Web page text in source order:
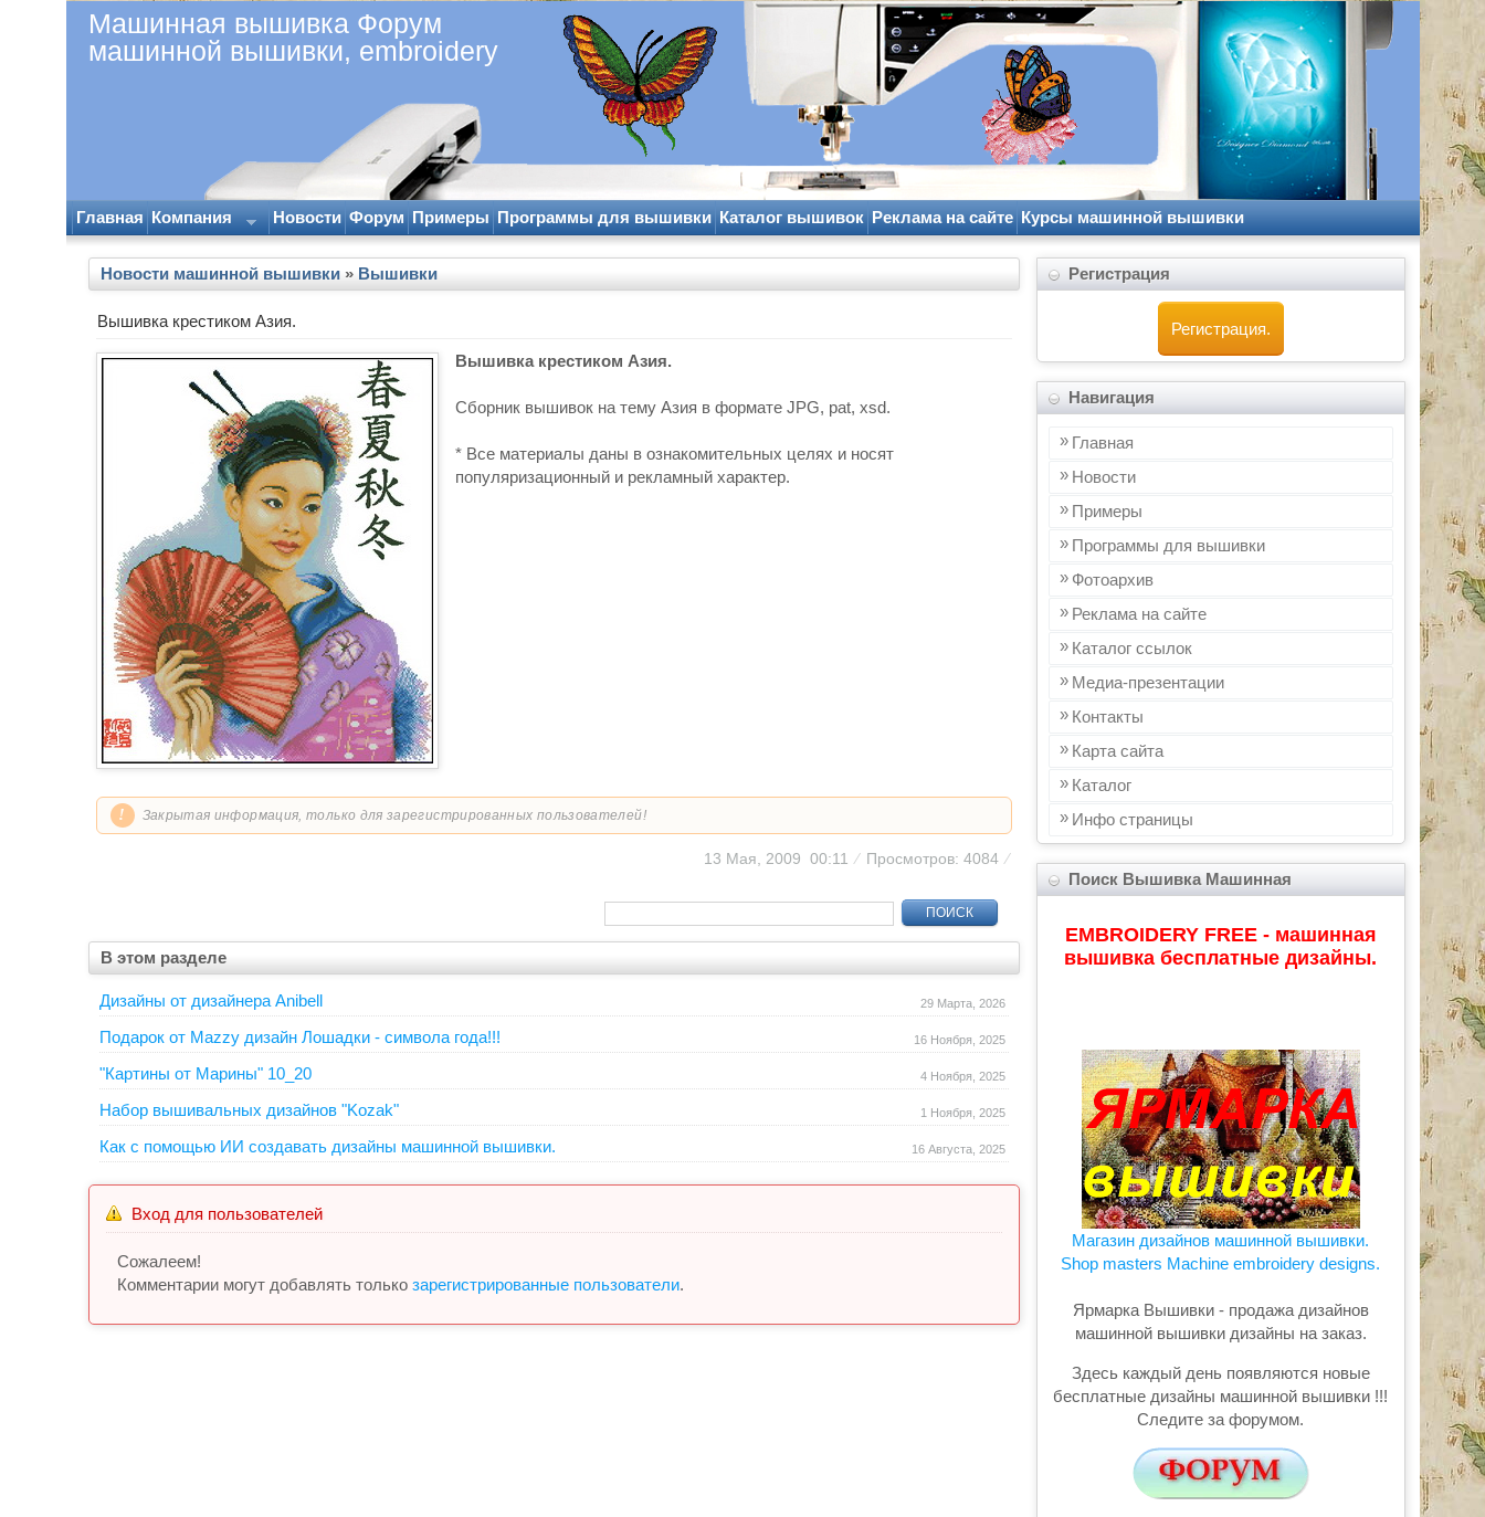
Машинная вышивка Форум
машинной вышивки, embroidery
Главная Компания Новости Форум Примеры Программы для вышивки Каталог вышивок Реклама на сайте Курсы машинной вышивки
Новости машинной вышивки» Вышивки
Вышивка крестиком Азия.
Вышивка крестиком Азия.
Сборник вышивок на тему Азия в формате JPG, pat, xsd.
* Все материалы даны в ознакомительных целях и носят
популяризационный и рекламный характер.
! Закрытая информация, только для зарегистрированных пользователей!
13 Мая, 2009 00:11 ⁄ Просмотров: 4084 ⁄
ПОИСК
В этом разделе
29 Марта, 2026
Дизайны от дизайнера Anibell
16 Ноября, 2025
Подарок от Mazzy дизайн Лошадки - символа года!!!
4 Ноября, 2025
"Картины от Марины" 10_20
1 Ноября, 2025
Набор вышивальных дизайнов "Kozak"
16 Августа, 2025
Как с помощью ИИ создавать дизайны машинной вышивки.
Вход для пользователей
Сожалеем!
Комментарии могут добавлять только зарегистрированные пользователи.
Регистрация
Регистрация.
Навигация
Главная
Новости
Примеры
Программы для вышивки
Фотоархив
Реклама на сайте
Каталог ссылок
Медиа-презентации
Контакты
Карта сайта
Каталог
Инфo страницы
Поиск Вышивка Машинная
EMBROIDERY FREE - машинная
вышивка бесплатные дизайны.
Магазин дизайнов машинной вышивки.
Shop masters Machine embroidery designs.
Ярмарка Вышивки - продажа дизайнов
машинной вышивки дизайны на заказ.
Здесь каждый день появляются новые
бесплатные дизайны машинной вышивки !!!
Следите за форумом.